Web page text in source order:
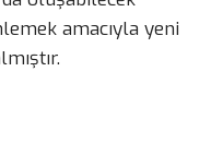
amacıyla yeni